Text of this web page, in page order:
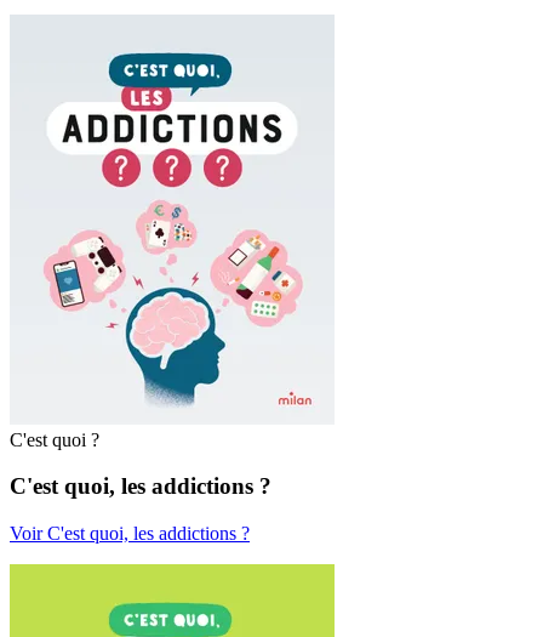
C'est quoi ?
C'est quoi, les addictions ?
Voir C'est quoi, les addictions ?